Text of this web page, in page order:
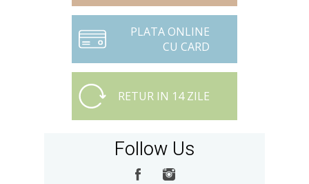
PLATA ONLINE
CU CARD
RETUR IN 14 ZILE
Follow Us